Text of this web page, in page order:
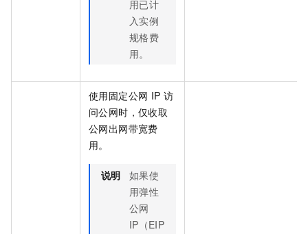
用已计
入实例
规格费
用。
使用固定公网 IP 访
问公网时，仅收取
公网出网带宽费
用。
说明
如果使
用弹性
公网
IP（EIP